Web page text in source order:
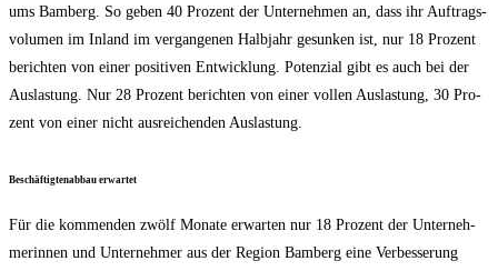
ums Bam­berg. So geben 40 Pro­zent der Unter­neh­men an, dass ihr Auf­trags­
vo­lu­men im Inland im ver­gan­ge­nen Halb­jahr gesun­ken ist, nur 18 Pro­zent
berich­ten von einer posi­ti­ven Ent­wick­lung. Poten­zi­al gibt es auch bei der
Aus­las­tung. Nur 28 Pro­zent berich­ten von einer vol­len Aus­las­tung, 30 Pro­
zent von einer nicht aus­rei­chen­den Auslastung.
Beschäf­tig­ten­ab­bau erwartet
Für die kom­men­den zwölf Mona­te erwar­ten nur 18 Pro­zent der Unter­neh­
me­rin­nen und Unter­neh­mer aus der Regi­on Bam­berg eine Ver­bes­se­rung